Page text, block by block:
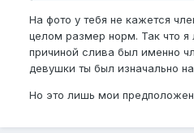
На фото у тебя не кажется
целом размер норм. Так что я
причиной слива был именно
девушки ты был изначально
Но это лишь мои